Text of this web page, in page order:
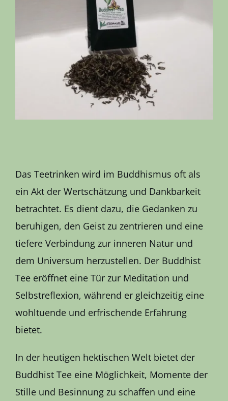
Kontakt
Das Teetrinken wird im Buddhismus oft als
ein Akt der Wertschätzung und Dankbarkeit
betrachtet. Es dient dazu, die Gedanken zu
beruhigen, den Geist zu zentrieren und eine
tiefere Verbindung zur inneren Natur und
dem Universum herzustellen. Der Buddhist
Tee eröffnet eine Tür zur Meditation und
Selbstreflexion, während er gleichzeitig eine
wohltuende und erfrischende Erfahrung
bietet.
In der heutigen hektischen Welt bietet der
Buddhist Tee eine Möglichkeit, Momente der
Stille und Besinnung zu schaffen und eine